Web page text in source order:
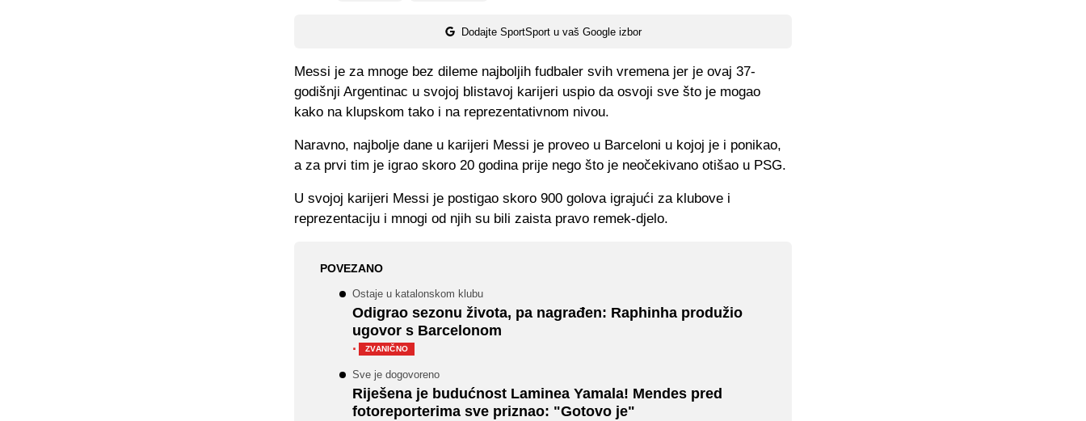
Dodajte SportSport u vaš Google izbor
Messi je za mnoge bez dileme najboljih fudbaler svih vremena jer je ovaj 37-
godišnji Argentinac u svojoj blistavoj karijeri uspio da osvoji sve što je mogao
kako na klupskom tako i na reprezentativnom nivou.
Naravno, najbolje dane u karijeri Messi je proveo u Barceloni u kojoj je i ponikao,
a za prvi tim je igrao skoro 20 godina prije nego što je neočekivano otišao u PSG.
U svojoj karijeri Messi je postigao skoro 900 golova igrajući za klubove i
reprezentaciju i mnogi od njih su bili zaista pravo remek-djelo.
POVEZANO
Ostaje u katalonskom klubu
Odigrao sezonu života, pa nagrađen: Raphinha produžio
ugovor s Barcelonom
·
ZVANIČNO
Sve je dogovoreno
Riješena je budućnost Laminea Yamala! Mendes pred
fotoreporterima sve priznao: "Gotovo je"